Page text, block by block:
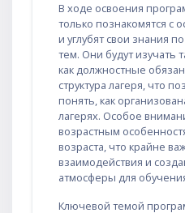
В ходе освоения
только познакомятся с
и углубят свои знания
тем. Они будут изучать
как должностные
структура лагеря, что
понять, как
лагерях. Особое
возрастным
возраста, что крайне
взаимодействия и
атмосферы для
Ключевой темой